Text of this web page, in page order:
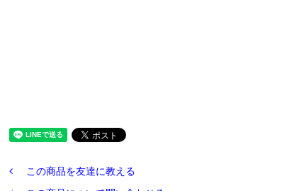
この商品を友達に教える